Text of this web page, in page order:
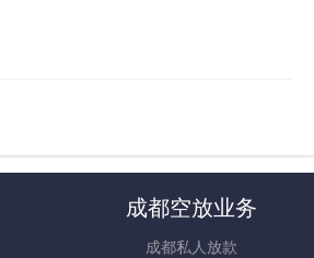
成都空放业务
成都私人放款